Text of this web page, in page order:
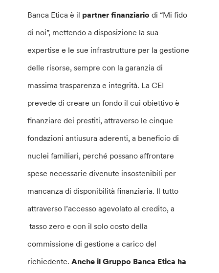
Banca Etica è il partner finanziario di “Mi fido
di noi”, mettendo a disposizione la sua
expertise e le sue infrastrutture per la gestione
delle risorse, sempre con la garanzia di
massima trasparenza e integrità. La CEI
prevede di creare un fondo il cui obiettivo è
finanziare dei prestiti, attraverso le cinque
fondazioni antiusura aderenti, a beneficio di
nuclei familiari, perché possano affrontare
spese necessarie divenute insostenibili per
mancanza di disponibilità finanziaria. Il tutto
attraverso l’accesso agevolato al credito, a
tasso zero e con il solo costo della
commissione di gestione a carico del
richiedente.Anche il Gruppo Banca Etica ha